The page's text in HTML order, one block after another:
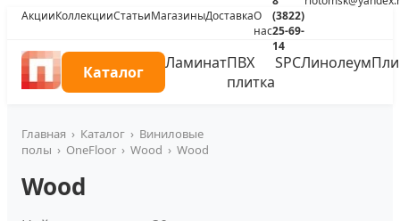
АкцииКоллекцииСтатьиМагазиныДоставкаО
нас
(3822)
25-69-
14
Каталог ЛаминатПВХ
плитка
SPCЛинолеум
Главная › Каталог › Виниловые
полы › OneFloor › Wood › Wood
Wood